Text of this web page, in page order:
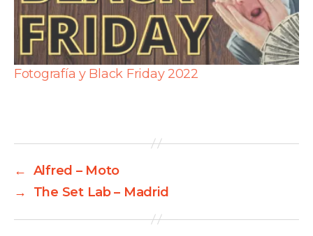
Fotografía y Black Friday 2022
← Alfred – Moto
→
The Set Lab – Madrid